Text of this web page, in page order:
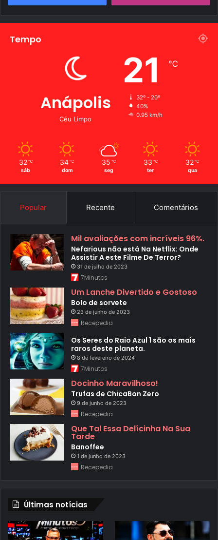
Tempo
Anápolis
Céu Limpo
21 ℃
32º - 20º
40%
0.95 km/h
32 ℃
sáb
34 ℃
dom
35 ℃
seg
33 ℃
ter
32 ℃
qua
Popular Recente Comentários
Mil avaliações com incríveis 96%.
Nefarious não está Na Netflix: Onde
Assistir A este Filme De Terror?
31 de julho de 2023
7Minutos
Um Lanche Divertido e Gostoso
Bolo de sorvete
23 de junho de 2023
Recepedia
Os Seres do Raio Azul 1 são os mais
raros deste planeta.
8 de fevereiro de 2024
7Minutos
Docinho Maravilhoso!
Trufas de ChicaBon Zero
9 de junho de 2023
Recepedia
Que Tal Essa Delícinha Na Sua
Tarde
Banoffee
1 de junho de 2023
Recepedia
Últimas notícias